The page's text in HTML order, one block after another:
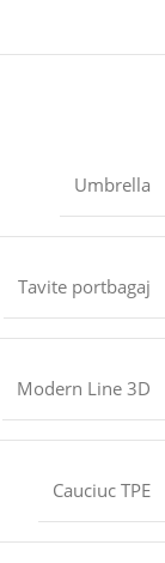
Umbrella
Tavite portbagaj
Modern Line 3D
Cauciuc TPE